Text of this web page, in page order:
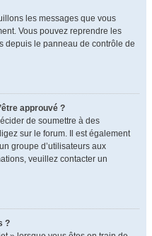
les messages que vous
Vous pouvez reprendre les
depuis le panneau de contrôle de
approuvé ?
de soumettre à des
sur le forum. Il est également
groupe d’utilisateurs aux
veuillez contacter un
?